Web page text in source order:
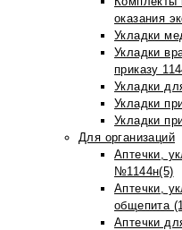
оказания
Укладки
Укладки
приказу
Укладки
Укладки
Укладки
Для организаций
Аптечки,
№1144н(5)
Аптечки,
общепита
Аптечки